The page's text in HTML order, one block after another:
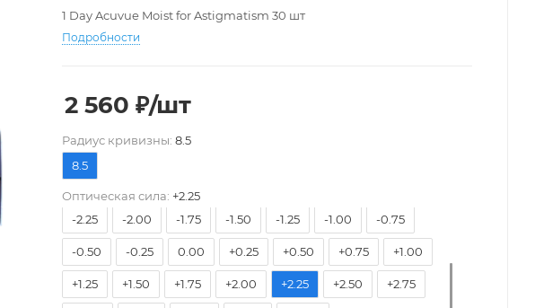
1 Day Acuvue Moist for Astigmatism 30 шт
Подробности
2 560 ₽/шт
Pадиус кривизны: 8.5
8.5
Оптическая сила: +2.25
-5.75
-2.25 -2.00 -1.75 -1.50 -1.25 -1.00 -0.75
-0.50 -0.25 0.00 +0.25 +0.50 +0.75 +1.00
+1.25 +1.50 +1.75 +2.00 +2.25 +2.50 +2.75